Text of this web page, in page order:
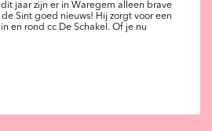
jaar zijn er in Waregem alleen brave
Sint goed nieuws! Hij zorgt voor een
en rond cc De Schakel. Of je nu